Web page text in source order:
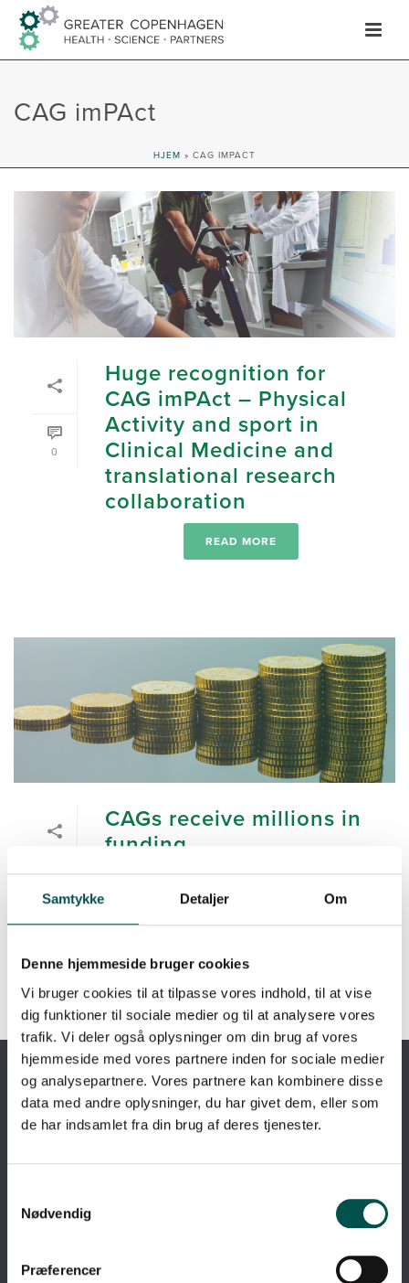
Skip
to
Content
Samtykke Detaljer Om
Denne hjemmeside bruger cookies
Vi bruger cookies til at tilpasse vores indhold, til at vise
dig funktioner til sociale medier og til at analysere vores
trafik. Vi deler også oplysninger om din brug af vores
hjemmeside med vores partnere inden for sociale medier
og analysepartnere. Vores partnere kan kombinere disse
data med andre oplysninger, du har givet dem, eller som
de har indsamlet fra din brug af deres tjenester.
Nødvendig
Præferencer
CAG imPAct
HJEM » CAG IMPACT
0
Huge recognition for
CAG imPAct – Physical
Activity and sport in
Clinical Medicine and
translational research
collaboration
READ MORE
0
CAGs receive millions in
funding
A PARTNERSHIP BETWEEN